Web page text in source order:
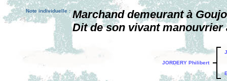
Note individuelle : Marchand demeurant à
Dit de son vivant manouvrier
JORDERY Philibert